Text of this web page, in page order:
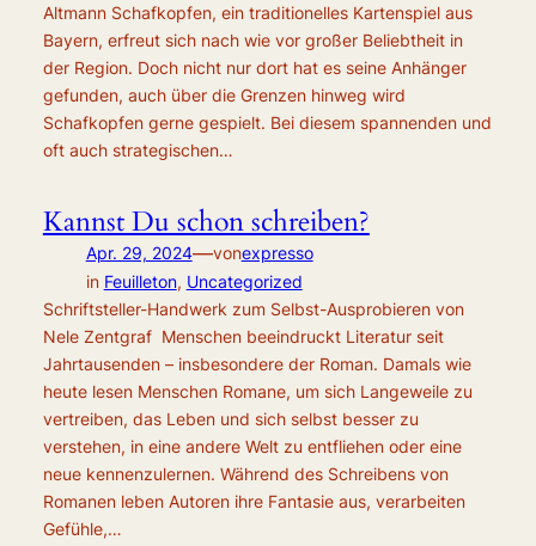
Altmann Schafkopfen, ein traditionelles Kartenspiel aus
Bayern, erfreut sich nach wie vor großer Beliebtheit in
der Region. Doch nicht nur dort hat es seine Anhänger
gefunden, auch über die Grenzen hinweg wird
Schafkopfen gerne gespielt. Bei diesem spannenden und
oft auch strategischen…
Kannst Du schon schreiben?
Apr. 29, 2024—vonexpresso
in Feuilleton, Uncategorized
Schriftsteller-Handwerk zum Selbst-Ausprobieren von
Nele Zentgraf Menschen beeindruckt Literatur seit
Jahrtausenden – insbesondere der Roman. Damals wie
heute lesen Menschen Romane, um sich Langeweile zu
vertreiben, das Leben und sich selbst besser zu
verstehen, in eine andere Welt zu entfliehen oder eine
neue kennenzulernen. Während des Schreibens von
Romanen leben Autoren ihre Fantasie aus, verarbeiten
Gefühle,…